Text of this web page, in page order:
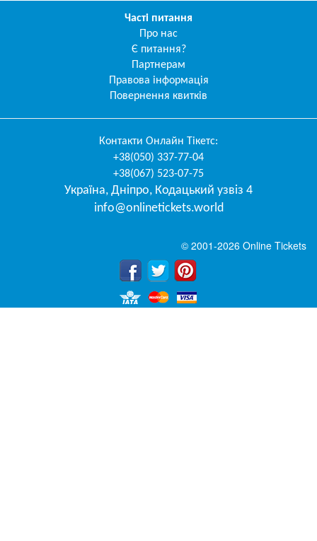
Часті питання
Про нас
Є питання?
Партнерам
Правова інформація
Повернення квитків
Контакти Онлайн Тікетс:
+38(050) 337-77-04
+38(067) 523-07-75
Україна, Дніпро, Кодацький узвіз 4
info@onlinetickets.world
© 2001-2026 Online Tickets